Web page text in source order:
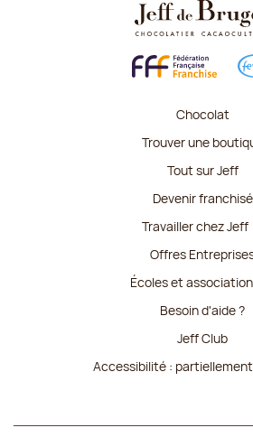
Chocolat
Trouver une
Tout sur Jeff
Devenir franchisé
Travailler chez Jeff
Offres
Écoles et
Besoin d'aide ?
Jeff Club
Accessibilité :